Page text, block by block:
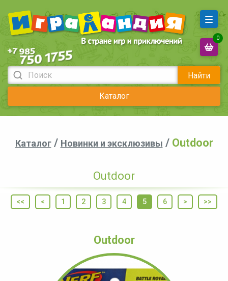
Найти
Каталог
0
Каталог/ Новинки и эксклюзивы / Outdoor
Outdoor
<< < 1 2 3 4 5 6 > >>
Outdoor